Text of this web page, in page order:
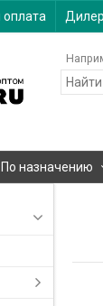
оплата
По назначению